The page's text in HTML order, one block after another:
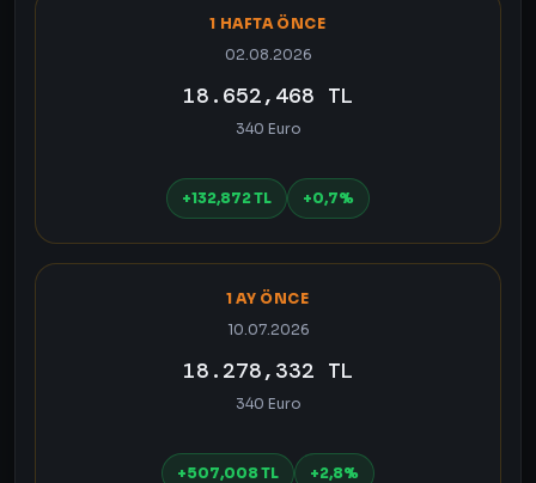
1 HAFTA ÖNCE
02.08.2026
18.652,468 TL
340 Euro
+132,872 TL +0,7%
1 AY ÖNCE
10.07.2026
18.278,332 TL
340 Euro
+507,008 TL +2,8%